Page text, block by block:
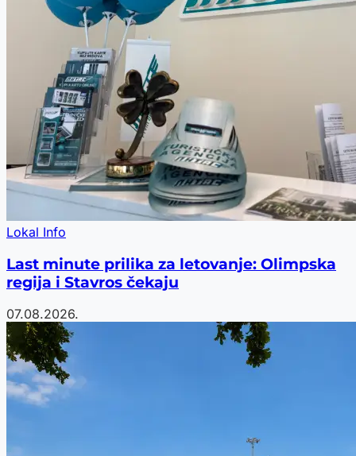
Lokal Info
Last minute prilika za letovanje: Olimpska
regija i Stavros čekaju
07.08.2026.